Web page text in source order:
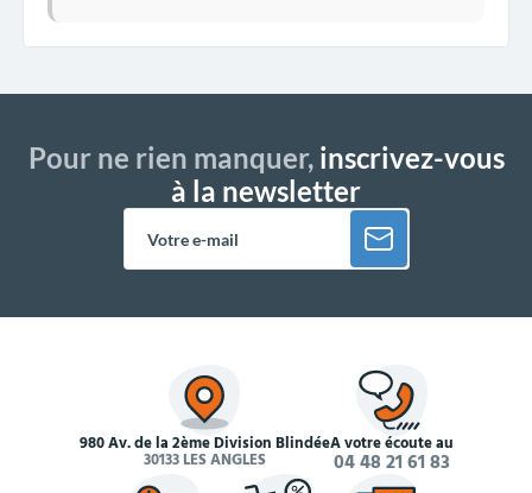
Pour ne rien manquer,inscrivez-vous
à la newsletter
980 Av. de la 2ème Division Blindée
30133 LES ANGLES
À votre écoute au
04 48 21 61 83